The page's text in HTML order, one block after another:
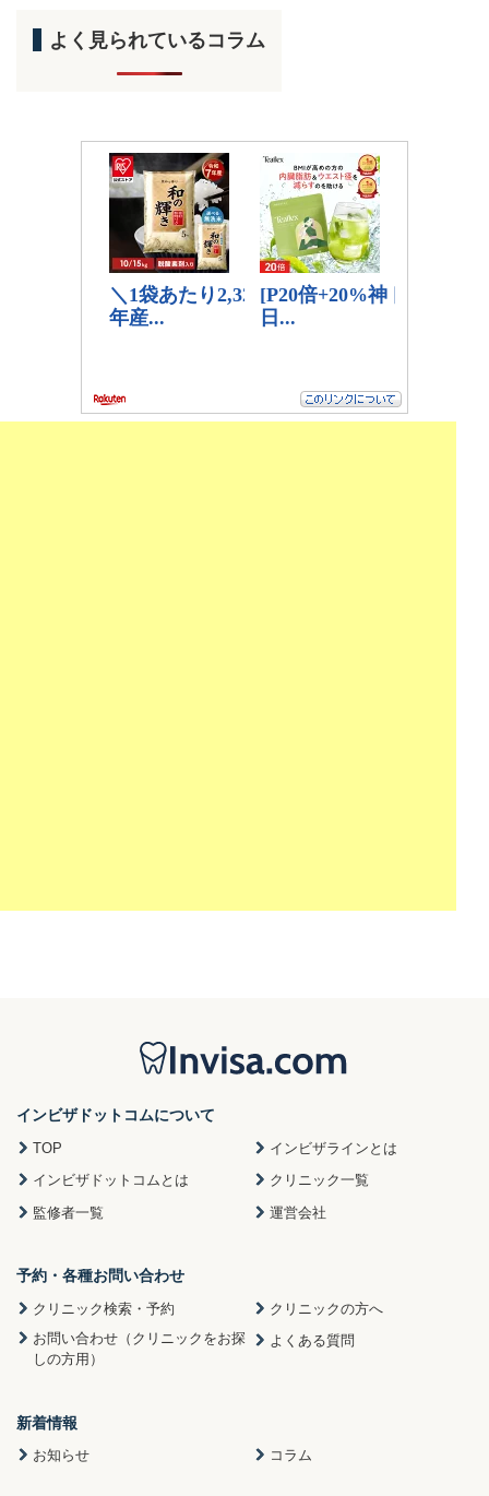
よく見られているコラム
インビザドットコムについて
TOP
インビザラインとは
インビザドットコムとは
クリニック一覧
監修者一覧
運営会社
予約・各種お問い合わせ
クリニック検索・予約
クリニックの方へ
お問い合わせ（クリニックをお探
しの方用）
よくある質問
新着情報
お知らせ コラム